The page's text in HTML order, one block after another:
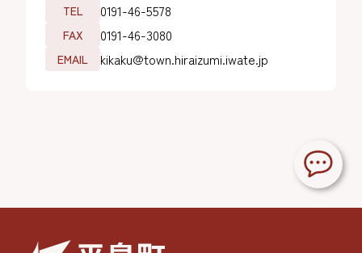
TEL
0191-46-5578
FAX 0191-46-3080
EMAIL kikaku@town.hiraizumi.iwate.jp